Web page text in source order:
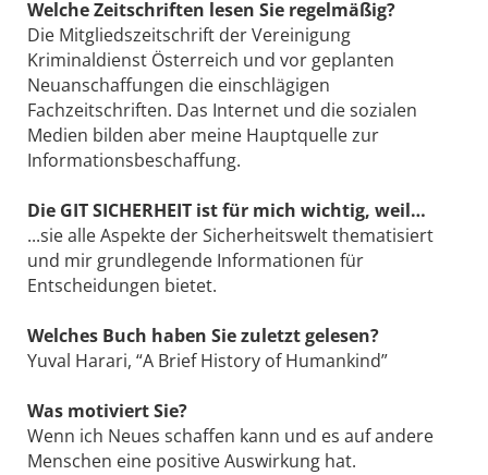
Welche Zeitschriften lesen Sie regelmäßig?
Die Mitgliedszeitschrift der Vereinigung
Kriminaldienst Österreich und vor geplanten
Neuanschaffungen die einschlägigen
Fachzeitschriften. Das Internet und die sozialen
Medien bilden aber meine Hauptquelle zur
Informationsbeschaffung.
Die GIT SICHERHEIT ist für mich wichtig, weil…
...sie alle Aspekte der Sicherheitswelt thematisiert
und mir grundlegende Informationen für
Entscheidungen bietet.
Welches Buch haben Sie zuletzt gelesen?
Yuval Harari, “A Brief History of Humankind”
Was motiviert Sie?
Wenn ich Neues schaffen kann und es auf andere
Menschen eine positive Auswirkung hat.